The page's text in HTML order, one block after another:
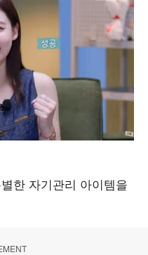
한 자기관리 아이템을